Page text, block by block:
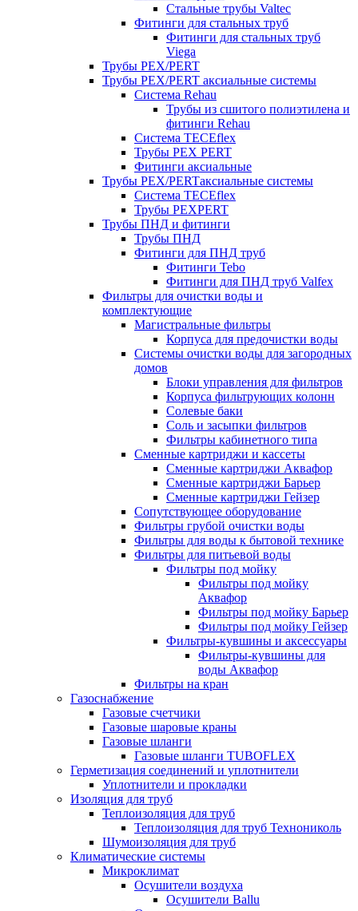
Стальные трубы Valtec
Фитинги для стальных труб
Фитинги для стальных труб
Viega
Трубы PEX/PERT
Трубы PEX/PERT аксиальные системы
Система Rehau
Трубы из сшитого полиэтилена и
фитинги Rehau
Система TECEflex
Трубы PEX PERT
Фитинги аксиальные
Трубы PEX/PERTаксиальные системы
Система TECEflex
Трубы PEXPERT
Трубы ПНД и фитинги
Трубы ПНД
Фитинги для ПНД труб
Фитинги Tebo
Фитинги для ПНД труб Valfex
Фильтры для очистки воды и
комплектующие
Магистральные фильтры
Корпуса для предочистки воды
Системы очистки воды для загородных
домов
Блоки управления для фильтров
Корпуса фильтрующих колонн
Солевые баки
Соль и засыпки фильтров
Фильтры кабинетного типа
Сменные картриджи и кассеты
Сменные картриджи Аквафор
Сменные картриджи Барьер
Сменные картриджи Гейзер
Сопутствующее оборудование
Фильтры грубой очистки воды
Фильтры для воды к бытовой технике
Фильтры для питьевой воды
Фильтры под мойку
Фильтры под мойку
Аквафор
Фильтры под мойку Барьер
Фильтры под мойку Гейзер
Фильтры-кувшины и аксессуары
Фильтры-кувшины для
воды Аквафор
Фильтры на кран
Газоснабжение
Газовые счетчики
Газовые шаровые краны
Газовые шланги
Газовые шланги TUBOFLEX
Герметизация соединений и уплотнители
Уплотнители и прокладки
Изоляция для труб
Теплоизоляция для труб
Теплоизоляция для труб Технониколь
Шумоизоляция для труб
Климатические системы
Микроклимат
Осушители воздуха
Осушители Ballu